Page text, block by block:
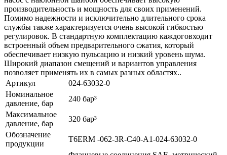
производительность и мощность для своих применений.
Помимо надежности и исключительно длительного срока
службы также характеризуется очень высокой гибкостью
регулировок. В стандартную комплектацию каждоговходит
встроенный объем предварительного сжатия, который
обеспечивает низкую пульсацию и низкий уровень шума.
Широкий диапазон смещений и вариантов управления
позволяет применять их в самых разных областях..
Артикул
024-63032-0
Номинальное
давление, бар
240 бар³
Максимальное
давление, бар
320 бар³
Обозначение
продукции
T6ERM -062-3R-C40-A1-024-63032-0